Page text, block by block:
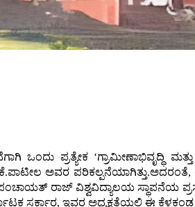
ಪ್ರತ್ಯೇಕ ‘ಗ್ರಾಮೀಣಾಭಿವೃದ್ಧಿ
ಅವರ
ರಾಜ್ ವಿಶ್ವವಿದ್ಯಾಲಯ ಸ್ಥಾಪನೆಯ
ಸರ್ಕಾರ, ಇವರ ಅಧ್ಯಕ್ಷತೆಯಲ್ಲಿ ಈ ಕೆಳಕಂಡ